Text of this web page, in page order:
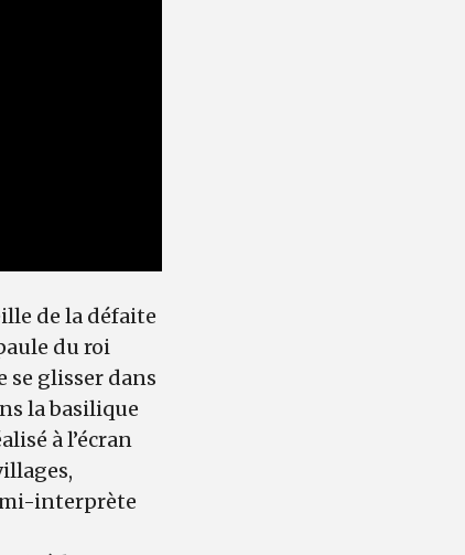
de la défaite
du roi
se glisser dans
la basilique
à l’écran
mi-interprète